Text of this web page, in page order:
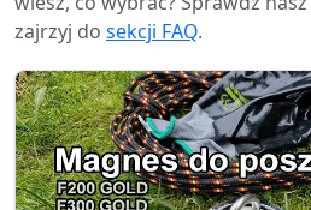
zajrzyj do sekcji FAQ.